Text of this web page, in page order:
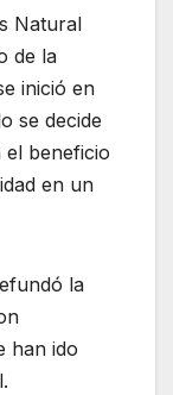
Natural
de la
inició en
se decide
beneficio
en un
la
han ido